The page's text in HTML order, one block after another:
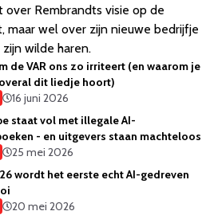
over Rembrandts visie op de
maar wel over zijn nieuwe bedrijfje
wilde haren.
de VAR ons zo irriteert (en waarom je
dit liedje hoort)
16 juni 2026
staat vol met illegale AI-
- en uitgevers staan machteloos
25 mei 2026
wordt het eerste echt AI-gedreven
20 mei 2026